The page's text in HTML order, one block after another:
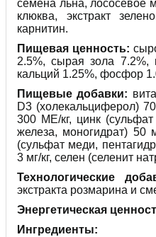
семена льна, лососевое
клюква, экстракт
карнитин.
Пищевая ценность:
2.5%, сырая зола 7.2%,
кальций 1.25%, фосфор
Пищевые добавки:
D3 (холекальциферол)
300 МЕ/кг, цинк
железа, моногидрат) 50
(сульфат меди,
3 мг/кг, селен (селенит
Технологические
экстракта розмарина и
Энергетическая
Ингредиенты: